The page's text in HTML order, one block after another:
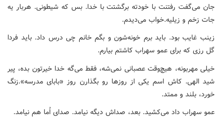
جان می‌گفت رفتنت با خودته برگشتت با خدا. بس که شیطونی. هربار یه
جات زخم و زیلیه.خواب می‌دیدم.
زینب غایب بود. باید برم خونه‌شون و بگم خانم چی درس داد. باید فردا
گل رزی که برای عمو سهراب کاشتم بیارم.
خیلی مهربونه، هیچ‌وقت عصبانی نمی‌شه، فقط می‌گه خدا خیرتون بده، پیر
شید الهی. کاش اسم یکی از روزها رو بگذارن روز «بابای مدرسه».زنگ
خورد، بلند و ممتد.
عمو سهراب داد می‌کشید. بعد، صداش دیگه نیامد. صدای اُما هم نیامد.